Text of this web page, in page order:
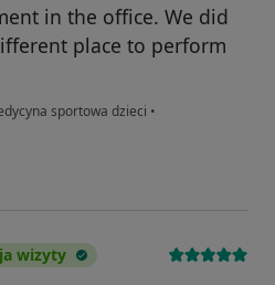
in the office. We did
place to perform
sportowa dzieci •
wizyty